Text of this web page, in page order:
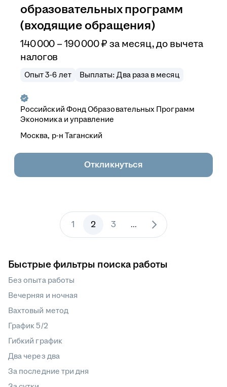
образовательных программ
(входящие обращения)
140 000 –190 000₽ за месяц,до вычета
налогов
Опыт 3-6 лет Выплаты: Два раза в месяц
Российский Фонд Образовательных Программ
Экономика и управление
Москва, р-н Таганский
Откликнуться
1 2 3 ...
Быстрые фильтры поиска работы
Без опыта работы
Вечерняя и ночная
Вахтовый метод
График 5/2
Гибкий график
Два через два
За последние три дня